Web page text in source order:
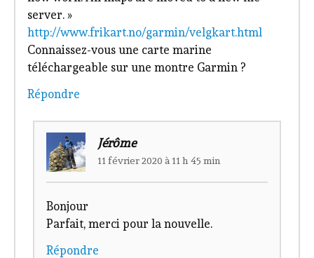
server. »
http://www.frikart.no/garmin/velgkart.html
Connaissez-vous une carte marine
téléchargeable sur une montre Garmin ?
Répondre
Jérôme
11 février 2020 à 11 h 45 min
Bonjour
Parfait, merci pour la nouvelle.
Répondre